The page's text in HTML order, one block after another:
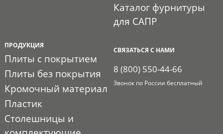
Каталог фурнитуры
для САПР
ПРОДУКЦИЯ
Плиты с покрытием
Плиты без покрытия
Кромочный материал
Пластик
Столешницы и
СВЯЗАТЬСЯ С НАМИ
8 (800) 550-44-66
Звонок по России бесплатный